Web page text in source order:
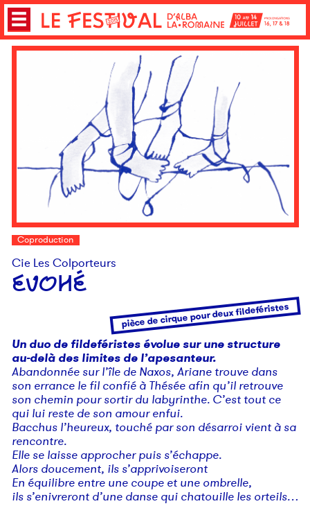
Coproduction
Cie Les Colporteurs
EVOHÉ
pièce de cirque pour deux fildeféristes
Un duo de fildeféristes évolue sur une structure
au-delà des limites de l’apesanteur.
Abandonnée sur l’île de Naxos, Ariane trouve dans
son errance le fil confié à Thésée afin qu’il retrouve
son chemin pour sortir du labyrinthe. C’est tout ce
qui lui reste de son amour enfui.
Bacchus l’heureux, touché par son désarroi vient à sa
rencontre.
Elle se laisse approcher puis s’échappe.
Alors doucement, ils s’apprivoiseront
En équilibre entre une coupe et une ombrelle,
ils s’enivreront d’une danse qui chatouille les orteils…